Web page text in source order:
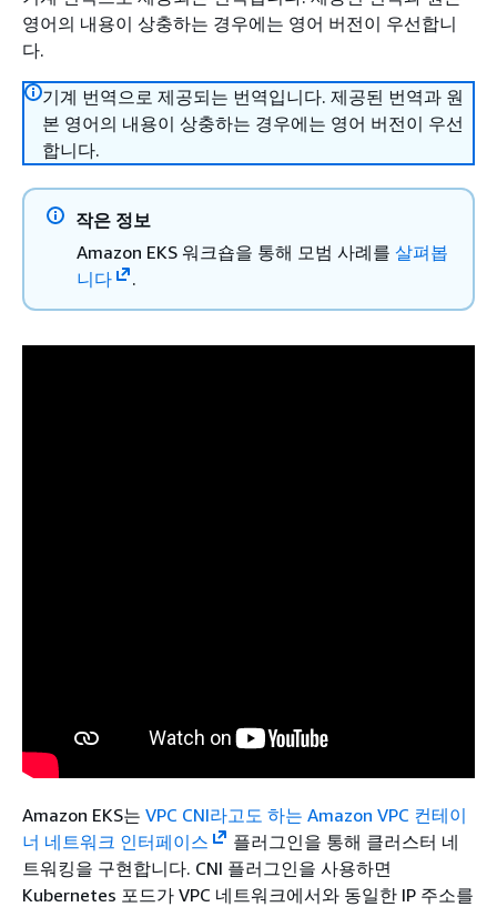
영어의 내용이 상충하는 경우에는 영어 버전이 우선합니
다.
기계 번역으로 제공되는 번역입니다. 제공된 번역과 원
본 영어의 내용이 상충하는 경우에는 영어 버전이 우선
합니다.
작은 정보
Amazon EKS 워크숍을 통해 모범 사례를 살펴봅
니다
.
Amazon EKS는 VPC CNI라고도 하는 Amazon VPC 컨테이
너 네트워크 인터페이스
플러그인을 통해 클러스터 네
트워킹을 구현합니다. CNI 플러그인을 사용하면
Kubernetes 포드가 VPC 네트워크에서와 동일한 IP 주소를